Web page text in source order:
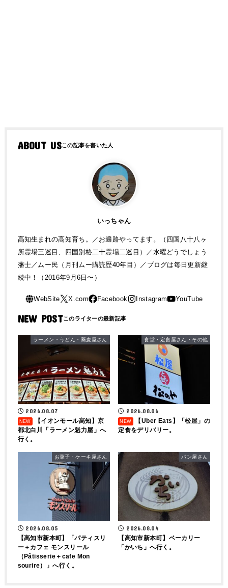
ABOUT US
いっちゃん
高知生まれの高知育ち。／お遍路やってます。（四国八十八ヶ
所霊場三巡目、四国別格二十霊場二巡目）／水曜どうでしょう
藩士／ムー民（月刊ムー購読歴40年目）／ブログは毎日更新継
続中！（2016年9月6日〜）
NEW POST
ラーメン・うどん・蕎麦屋さん
2026.08.07
【イオンモール高知】京
都北白川「ラーメン魁力屋」へ
行く。
食堂・定食屋さん・その他
2026.08.06
【Uber Eats】「松屋」の
定食をデリバリー。
お菓子・ケーキ屋さん
2026.08.05
【高知市新本町】「パティスリ
ー＋カフェ モンスリール
（Pâtisserie＋cafe Mon
sourire）」へ行く。
パン屋さん
2026.08.04
【高知市新本町】ベーカリー
「かいち」へ行く。